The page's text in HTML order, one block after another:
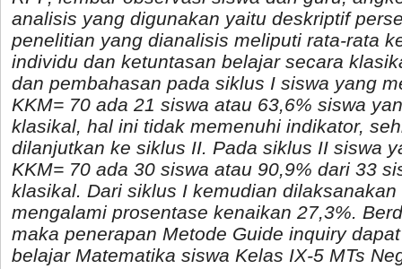
analisis yang digunakan yaitu deskriptif
penelitian yang dianalisis meliputi rata-rata
individu dan ketuntasan belajar secara
dan pembahasan pada siklus I siswa yang
KKM= 70 ada 21 siswa atau 63,6% siswa
klasikal, hal ini tidak memenuhi indikator,
dilanjutkan ke siklus II. Pada siklus II siswa
KKM= 70 ada 30 siswa atau 90,9% dari 33
klasikal. Dari siklus I kemudian
mengalami prosentase kenaikan 27,3%.
maka penerapan Metode Guide inquiry
belajar Matematika siswa Kelas IX-5 MTs